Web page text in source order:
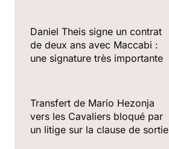
Daniel Theis signe un contrat
de deux ans avec Maccabi :
une signature très importante
Transfert de Mario Hezonja
vers les Cavaliers bloqué par
un litige sur la clause de sortie